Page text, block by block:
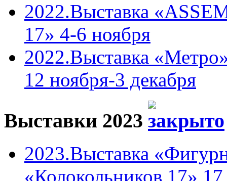
2022.Выставка
17» 4-6 ноября
2022.Выставка
12 ноября-3 декабря
Выставки 2023
2023.Выставка
«Колокольников 17» 17